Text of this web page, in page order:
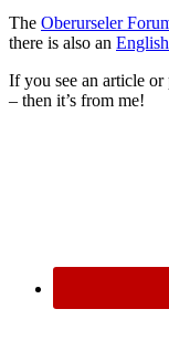
The Oberurseler
there is also an
If you see an article
– then it’s from me!